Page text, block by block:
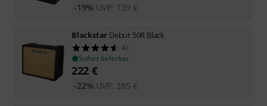
UVP: 739 €
-19%
Blackstar Debut 50R Black
43
Sofort lieferbar
222 €
UVP: 285 €
-22%